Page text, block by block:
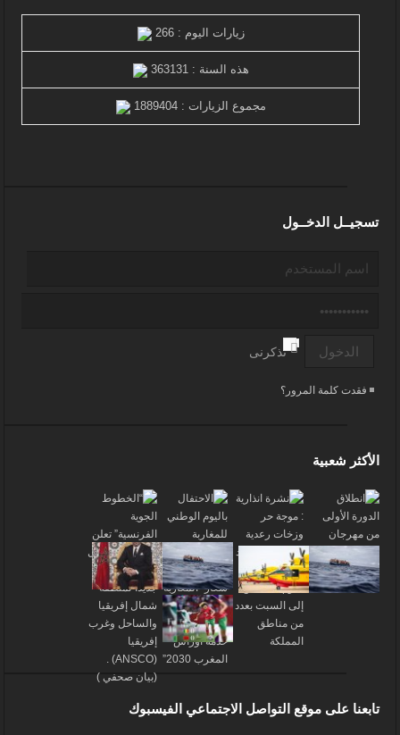
زيارات اليوم : 266
هذه السنة : 363131
مجموع الزيارات : 1889404
تسجيــل الدخــول
تذكرنى
فقدت كلمة المرور؟
الأكثر شعبية
تابعنا على موقع التواصل الاجتماعي الفيسبوك